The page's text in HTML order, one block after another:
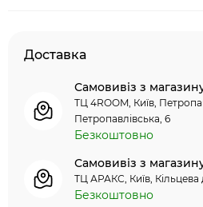
Доставка
Самовивіз з
ТЦ 4ROOM, Київ,
Петропавлівська, 6
Безкоштовно
Самовивіз з
ТЦ АРАКС, Київ, Кільцева
Безкоштовно